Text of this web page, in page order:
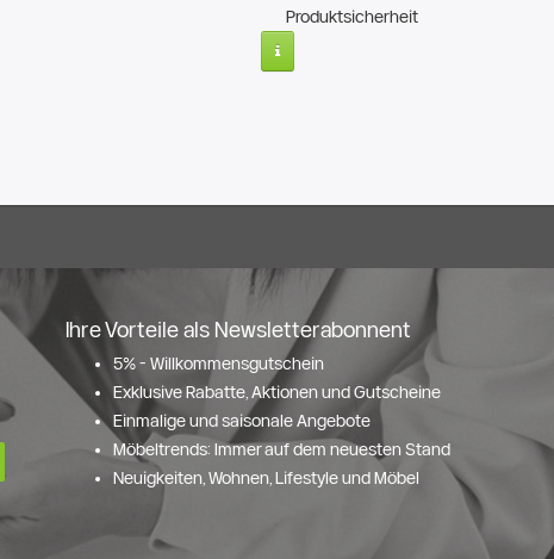
Produktsicherheit
Ihre Vorteile als Newsletterabonnent
5% - Willkommensgutschein
Exklusive Rabatte, Aktionen und Gutscheine
Einmalige und saisonale Angebote
Möbeltrends: Immer auf dem neuesten Stand
Neuigkeiten, Wohnen, Lifestyle und Möbel